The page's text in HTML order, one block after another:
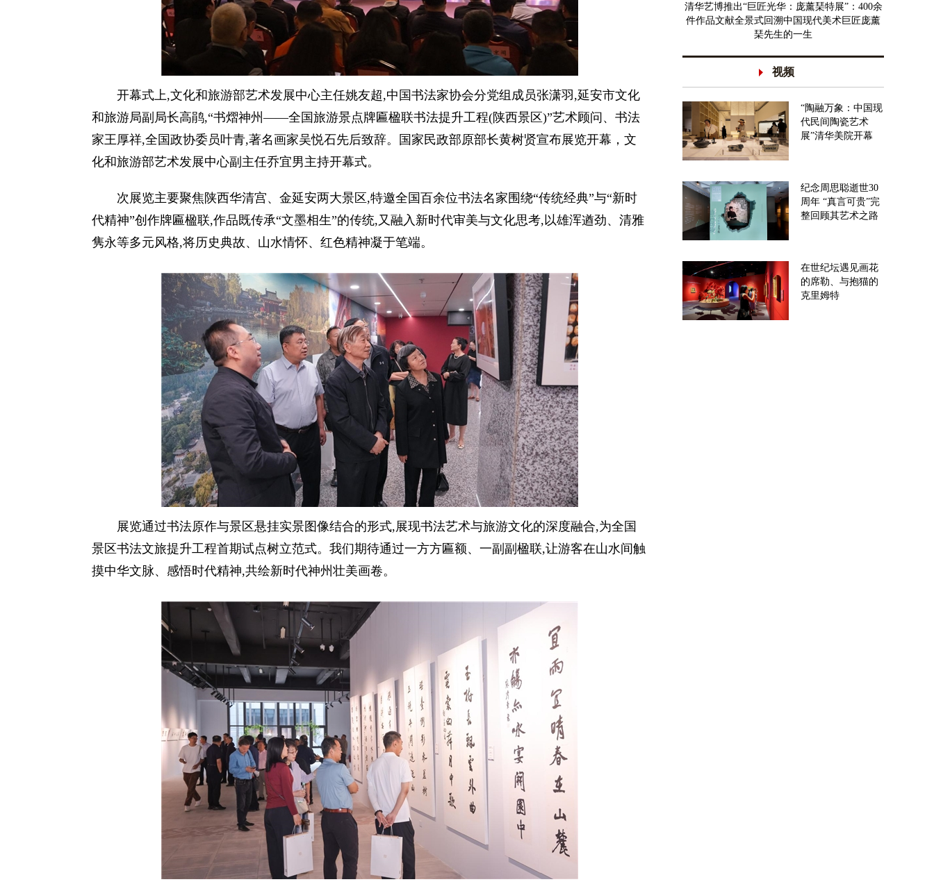
开幕式上,文化和旅游部艺术发展中心主任姚友超,中国书法家协会分党组成员张潇羽,延安市文化
和旅游局副局长高鹃,“书熠神州——全国旅游景点牌匾楹联书法提升工程(陕西景区)”艺术顾问、书法
家王厚祥,全国政协委员叶青,著名画家吴悦石先后致辞。国家民政部原部长黄树贤宣布展览开幕，文
化和旅游部艺术发展中心副主任乔宜男主持开幕式。
次展览主要聚焦陕西华清宫、金延安两大景区,特邀全国百余位书法名家围绕“传统经典”与“新时
代精神”创作牌匾楹联,作品既传承“文墨相生”的传统,又融入新时代审美与文化思考,以雄浑遒劲、清雅
隽永等多元风格,将历史典故、山水情怀、红色精神凝于笔端。
展览通过书法原作与景区悬挂实景图像结合的形式,展现书法艺术与旅游文化的深度融合,为全国
景区书法文旅提升工程首期试点树立范式。我们期待通过一方方匾额、一副副楹联,让游客在山水间触
摸中华文脉、感悟时代精神,共绘新时代神州壮美画卷。
清华艺博推出“巨匠光华：庞薰琹特展”：400余
件作品文献全景式回溯中国现代美术巨匠庞薰
琹先生的一生
视频
“陶融万象：中国现
代民间陶瓷艺术
展”清华美院开幕
纪念周思聪逝世30
周年 “真言可贵”完
整回顾其艺术之路
在世纪坛遇见画花
的席勒、与抱猫的
克里姆特